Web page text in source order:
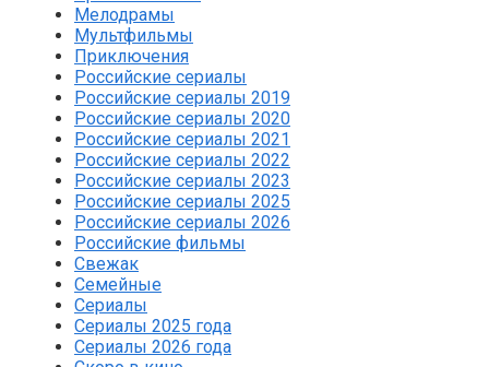
Мелодрамы
Мультфильмы
Приключения
Российские сериалы
Российские сериалы 2019
Российские сериалы 2020
Российские сериалы 2021
Российские сериалы 2022
Российские сериалы 2023
Российские сериалы 2025
Российские сериалы 2026
Российские фильмы
Свежак
Семейные
Сериалы
Сериалы 2025 года
Сериалы 2026 года